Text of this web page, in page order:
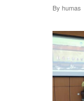
By humas